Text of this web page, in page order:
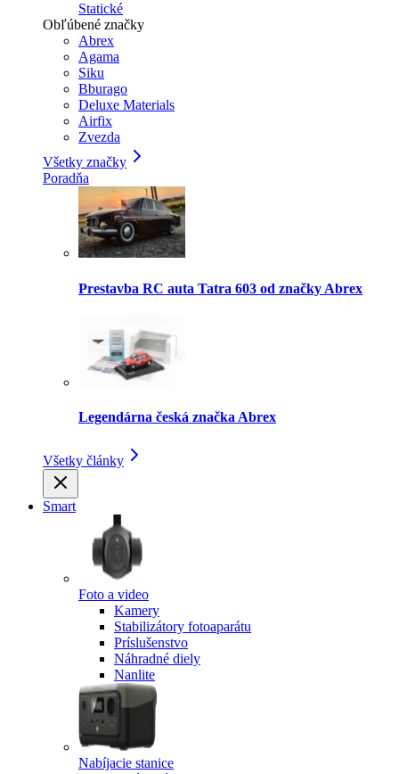
Statické
Obľúbené značky
Abrex
Agama
Siku
Bburago
Deluxe Materials
Airfix
Zvezda
Všetky značky
Poradňa
Prestavba RC auta Tatra 603 od značky Abrex
Legendárna česká značka Abrex
Všetky články
Smart
Foto a video
Kamery
Stabilizátory fotoaparátu
Príslušenstvo
Náhradné diely
Nanlite
Nabíjacie stanice